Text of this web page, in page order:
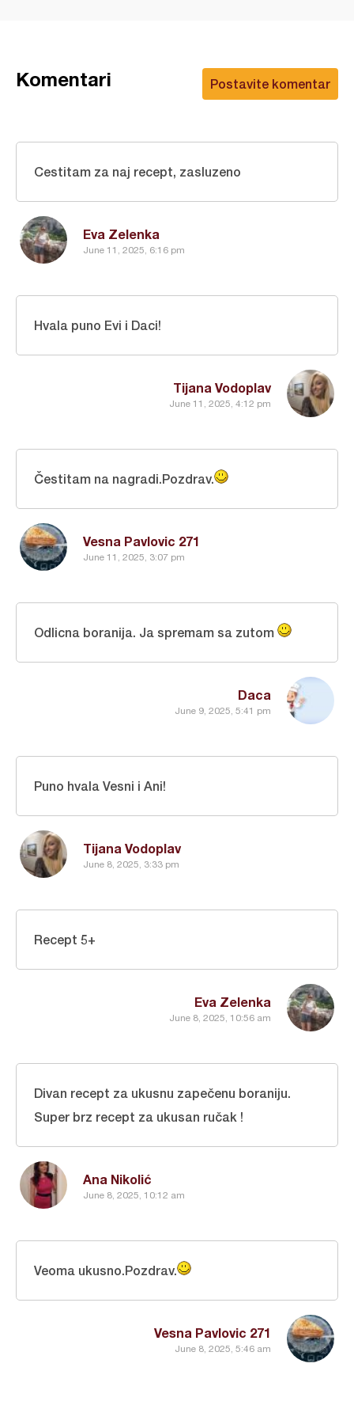
Postavite komentar
Komentari
Eva Zelenka
June 11, 2025, 6:16 pm
Cestitam za naj recept, zasluzeno
Tijana Vodoplav
June 11, 2025, 4:12 pm
Hvala puno Evi i Daci!
Vesna Pavlovic 271
June 11, 2025, 3:07 pm
Čestitam na nagradi.Pozdrav.
Daca
June 9, 2025, 5:41 pm
Odlicna boranija. Ja spremam sa zutom
Tijana Vodoplav
June 8, 2025, 3:33 pm
Puno hvala Vesni i Ani!
Eva Zelenka
June 8, 2025, 10:56 am
Recept 5+
Ana Nikolić
June 8, 2025, 10:12 am
Divan recept za ukusnu zapečenu boraniju.
Super brz recept za ukusan ručak !
Vesna Pavlovic 271
June 8, 2025, 5:46 am
Veoma ukusno.Pozdrav.